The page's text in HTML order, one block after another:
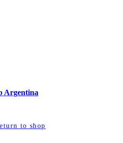
Argentina
to shop